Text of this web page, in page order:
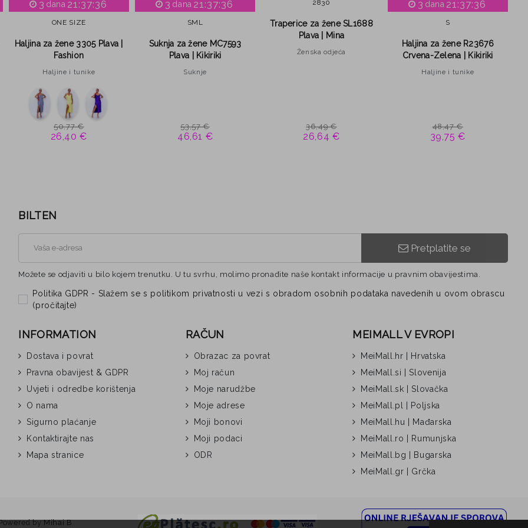
3 dana 21:37:35
ONE SIZE
Haljina za žene 3305 Plava |
Fashion
Haljine i tunike
26,40 €
50,77 €
3 dana 21:37:35
SM L
Suknja za žene MC7593
Plava | Kikiriki
Suknje
46,61 €
53,57 €
2830
Traperice za žene SL1688
Plava | Mina
Ženska odjeća
26,64 €
36,49 €
3 dana 21:37:35
S
Haljina za žene R23676
Crvena-Zelena | Kikiriki
Haljine i tunike
39,75 €
48,47 €
BILTEN
Pretplatite se
Možete se odjaviti u bilo kojem trenutku. U tu svrhu, molimo pronađite naše kontakt informacije u pravnim obavijestima.
Politika GDPR - Slažem se s politikom privatnosti u vezi s obradom osobnih podataka navedenih u ovom obrascu
(pročitajte)
INFORMATION
Dostava i povrat
Pravna obavijest & GDPR
Uvjeti i odredbe korištenja
O nama
Sigurno plaćanje
Kontaktirajte nas
Mapa stranice
RAČUN
Obrazac za povrat
Moj račun
Moje narudžbe
Moje adrese
Moji bonovi
Moji podaci
ODR
MEIMALL V EVROPI
MeiMall.hr | Hrvatska
MeiMall.si | Slovenija
MeiMall.sk | Slovačka
MeiMall.pl | Poljska
MeiMall.hu | Mađarska
MeiMall.ro | Rumunjska
MeiMall.bg | Bugarska
MeiMall.gr | Grčka
byMihai B